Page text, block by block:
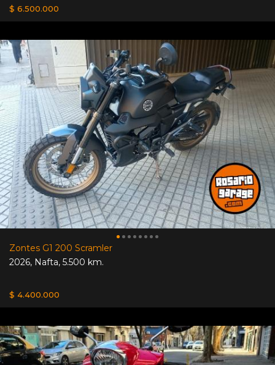
$ 6.500.000
Zontes G1 200 Scramler
2026, Nafta, 5.500 km.
$ 4.400.000